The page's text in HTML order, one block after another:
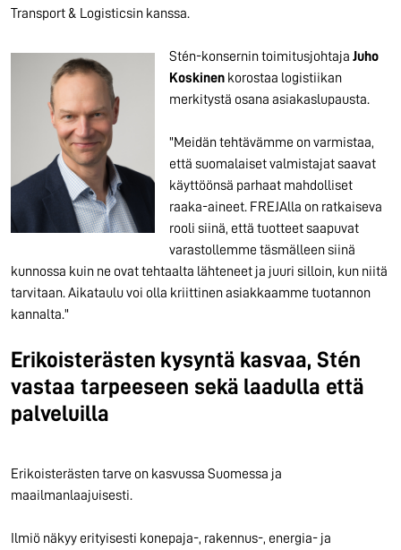
Transport & Logisticsin kanssa.
Stén-konsernin toimitusjohtaja Juho
Koskinen korostaa logistiikan
merkitystä osana asiakaslupausta.
"Meidän tehtävämme on varmistaa,
että suomalaiset valmistajat saavat
käyttöönsä parhaat mahdolliset
raaka-aineet. FREJAlla on ratkaiseva
rooli siinä, että tuotteet saapuvat
varastollemme täsmälleen siinä
kunnossa kuin ne ovat tehtaalta lähteneet ja juuri silloin, kun niitä
tarvitaan. Aikataulu voi olla kriittinen asiakkaamme tuotannon
kannalta."
Erikoisterästen kysyntä kasvaa, Stén
vastaa tarpeeseen sekä laadulla että
palveluilla
Erikoisterästen tarve on kasvussa Suomessa ja
maailmanlaajuisesti.
Ilmiö näkyy erityisesti konepaja-, rakennus-, energia- ja